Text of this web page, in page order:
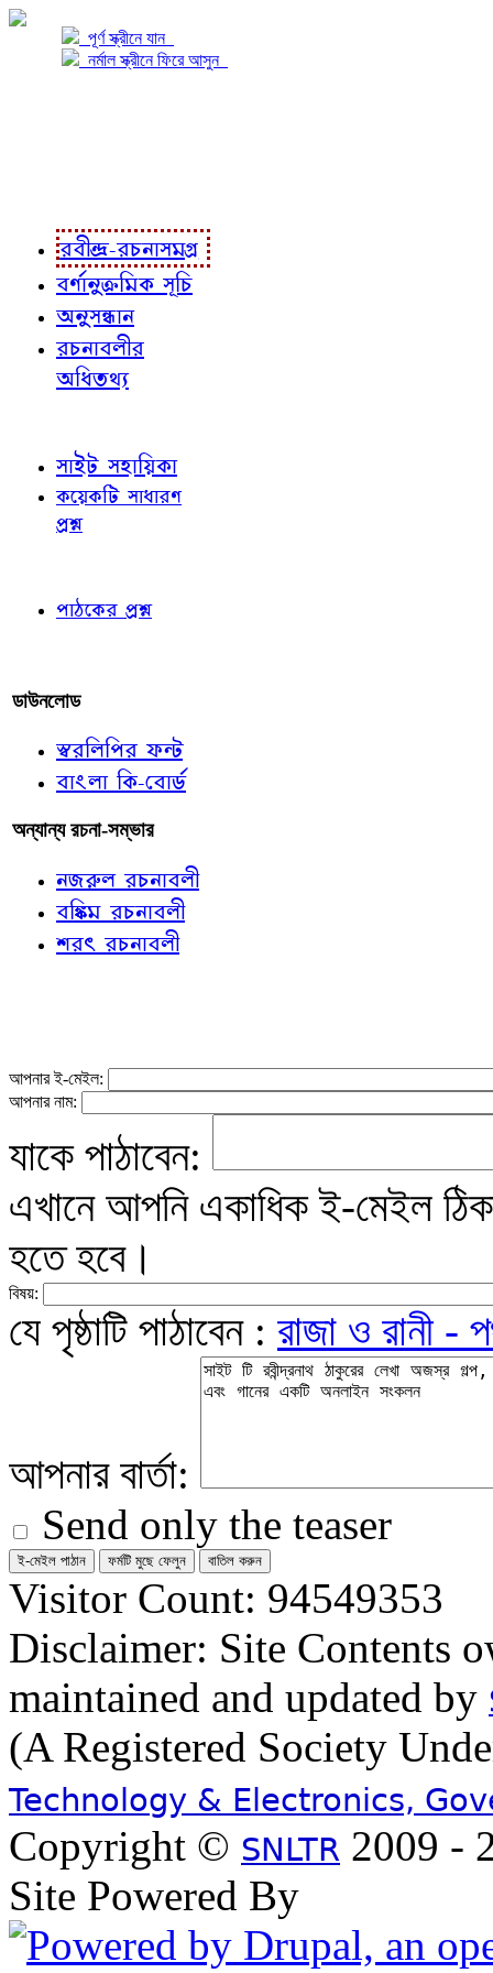
পূর্ণ স্ক্রীনে যান
নর্মাল স্ক্রীনে ফিরে আসুন
রবীন্দ্র-রচনাসমগ্র
বর্ণানুক্রমিক সূচি
অনুসন্ধান
রচনাবলীর
অধিতথ্য
সাইট সহায়িকা
কয়েকটি সাধারণ
প্রশ্ন
পাঠকের প্রশ্ন
ডাউনলোড
স্বরলিপির ফন্ট
বাংলা কি-বোর্ড
অন্যান্য রচনা-সম্ভার
নজরুল রচনাবলী
বঙ্কিম রচনাবলী
শরৎ রচনাবলী
আপনার ই-মেইল:
আপনার নাম:
যাকে পাঠাবেন:
এখানে আপনি একাধিক ই-মেইল
হতে হবে।
বিষয়:
যে পৃষ্ঠাটি পাঠাবেন : রাজা ও রানী
আপনার বার্তা:
Send only the teaser
Visitor Count: 94549353
Disclaimer: Site Contents
maintained and updated by
(A Registered Society
Technology & Electronics,
Copyright © SNLTR 2009 -
Site Powered By